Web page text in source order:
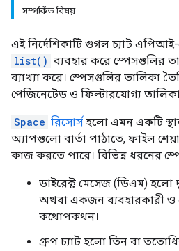
সম্পর্কিত বিষয়
এই নির্দেশিকাটি গুগল চ্যাট
list() ব্যবহার করে স্পেসগুলির
ব্যাখ্যা করে। স্পেসগুলির তালিকা
পেজিনেটেড ও ফিল্টারযোগ্য
Space রিসোর্স হলো এমন একটি
অ্যাপগুলো বার্তা পাঠাতে, ফাইল
কাজ করতে পারে। বিভিন্ন ধরনের
ডাইরেক্ট মেসেজ (ডিএম) হলো
অথবা একজন ব্যবহারকারী ও
কথোপকথন।
গ্রুপ চ্যাট হলো তিন বা